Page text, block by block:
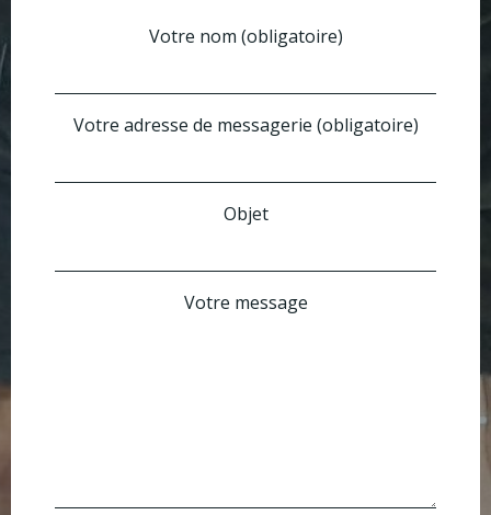
Votre nom (obligatoire)
Votre adresse de messagerie (obligatoire)
Objet
Votre message